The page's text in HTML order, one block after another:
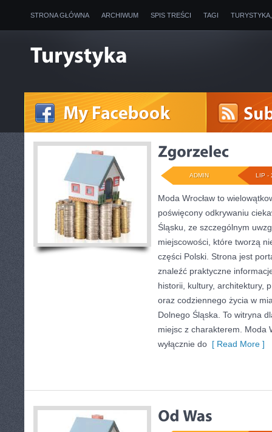
STRONA GŁÓWNA ARCHIWUM SPIS TREŚCI TAGI
LIP -
ADMIN
Moda Wrocław to
poświęcony odkrywaniu
Śląsku, ze szczególnym
miejscowości, które tworzą
części Polski. Strona jest
znaleźć praktyczne
historii, kultury, architektury,
oraz codziennego życia w
Dolnego Śląska. To witryna
miejsc z charakterem. Moda
wyłącznie do [ Read More ]